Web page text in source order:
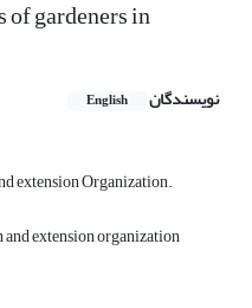
gardeners in
نویسندگان English
extension Organization.
extension organization